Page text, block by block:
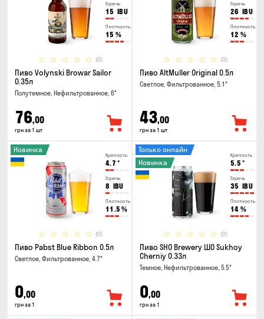
Горечь
15 IBU
Плотность
15 %
(0)
Пиво Volynski Browar Sailor
0.35л
Полутемное, Нефильтрованное, 6°
76,00
грн за 1 шт
Горечь
26 IBU
Плотность
12 %
(0)
Пиво AltMuller Original 0.5л
Светлое, Фильтрованное, 5.1°
43,00
грн за 1 шт
Крепость
4.7 °
Горечь
8 IBU
Плотность
11.5 %
(0)
Новинка
Пиво Pabst Blue Ribbon 0.5л
Светлое, Фильтрованное, 4.7°
0,00
грн за 1
Крепость
5.5 °
Горечь
35 IBU
Плотность
14 %
(0)
Только онлайн
Новинка
Пиво SHO Brewery ШО Sukhoy
Cherniy 0.33л
Темное, Нефильтрованное, 5.5°
0,00
грн за 1